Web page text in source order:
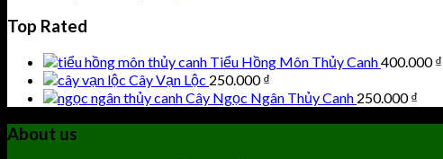
Top Rated
Tiểu Hồng Môn Thủy Canh400.000₫
Cây Vạn Lộc 250.000₫
Cây Ngọc Ngân Thủy Canh 250.000₫
About us